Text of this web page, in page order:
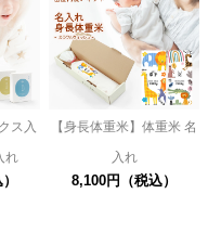
ス入
れ
【身長体重米】体重米 名
入れ
8,100円（税込）